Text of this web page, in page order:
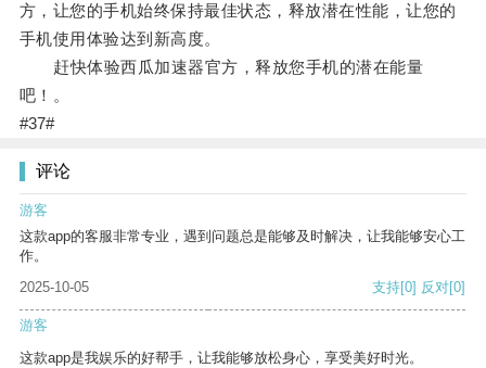
方，让您的手机始终保持最佳状态，释放潜在性能，让您的
手机使用体验达到新高度。
赶快体验西瓜加速器官方，释放您手机的潜在能量
吧！。
#37#
评论
游客
这款app的客服非常专业，遇到问题总是能够及时解决，让我能够安心工
作。
2025-10-05
支持[0] 反对[0]
游客
这款app是我娱乐的好帮手，让我能够放松身心，享受美好时光。